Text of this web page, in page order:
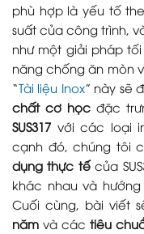
phù hợp là yếu tố
suất của công trình,
như một giải pháp
năng chống ăn mòn
“Tài liệu Inox” này sẽ
chất cơ học đặc
SUS317 với các loại
cạnh đó, chúng tôi
dụng thực tếcủa
khác nhau và
Cuối cùng, bài viết
năm và các tiêu